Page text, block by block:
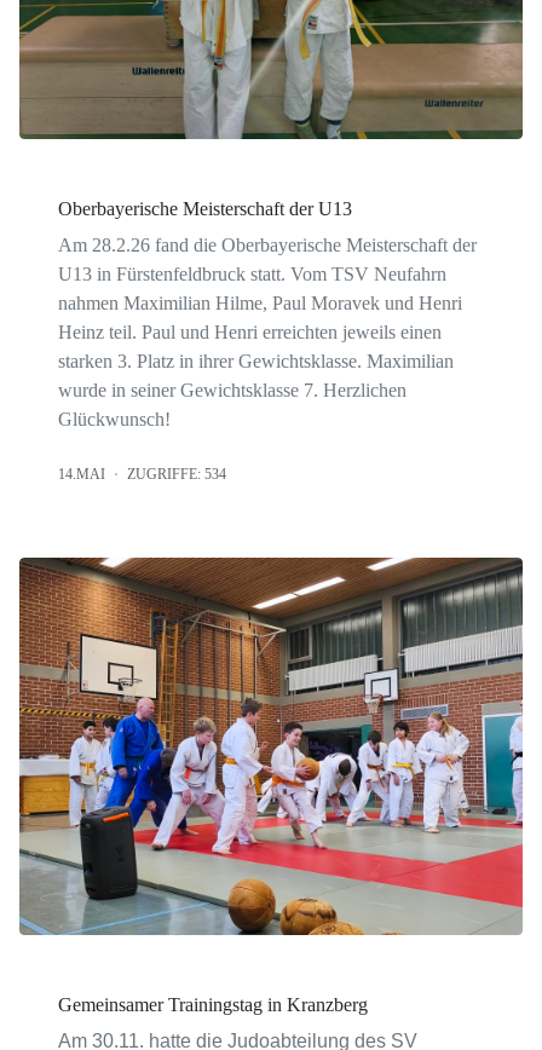
Oberbayerische Meisterschaft der U13
Am 28.2.26 fand die Oberbayerische Meisterschaft der
U13 in Fürstenfeldbruck statt. Vom TSV Neufahrn
nahmen Maximilian Hilme, Paul Moravek und Henri
Heinz teil. Paul und Henri erreichten jeweils einen
starken 3. Platz in ihrer Gewichtsklasse. Maximilian
wurde in seiner Gewichtsklasse 7. Herzlichen
Glückwunsch!
14.MAI ZUGRIFFE: 534
Gemeinsamer Trainingstag in Kranzberg
Am 30.11. hatte die Judoabteilung des SV